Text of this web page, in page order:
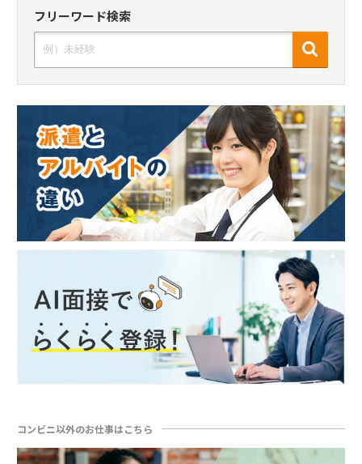
フリーワード検索
コンビニ以外のお仕事はこちら